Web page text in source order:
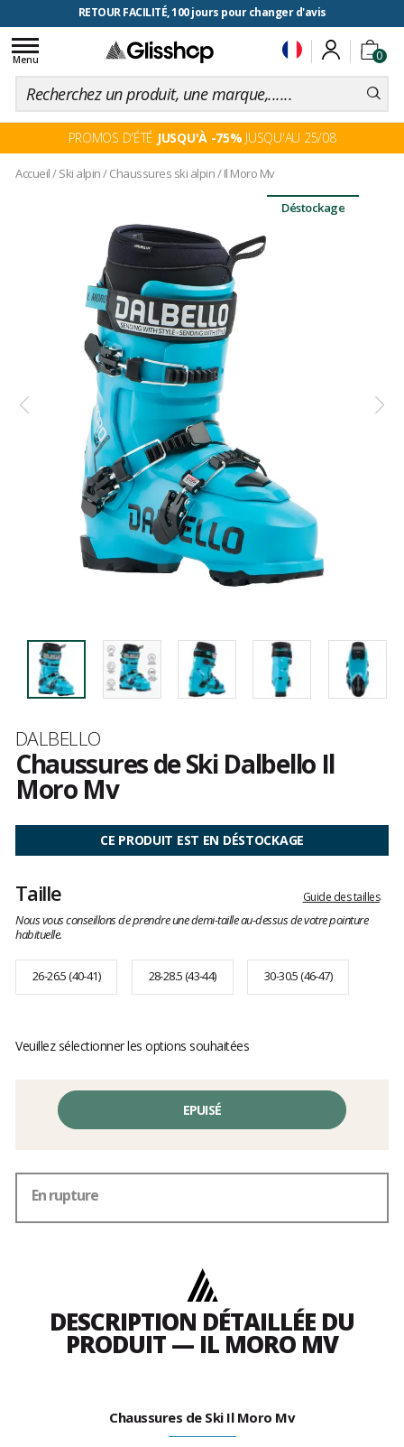
RETOUR FACILITÉ, 100 jours pour changer d'avis
0
Toggle
navigation
Menu
PROMOS D'ÉTÉ JUSQU'À -75% JUSQU'AU 25/08
Accueil/Ski alpin/Chaussures ski alpin/Il Moro Mv
Déstockage
Marque
DALBELLO
Chaussures de Ski Dalbello Il
Moro Mv
avis
CE PRODUIT EST EN DÉSTOCKAGE
Taille Guide des tailles
Nous vous conseillons de prendre une demi-taille au-dessus de votre pointure
habituelle.
26-26.5 (40-41) 28-28.5 (43-44) 30-30.5 (46-47)
Veuillez sélectionner les options souhaitées
EPUISÉ
En rupture
DESCRIPTION DÉTAILLÉE DU
PRODUIT — IL MORO MV
Chaussures de Ski Il Moro Mv